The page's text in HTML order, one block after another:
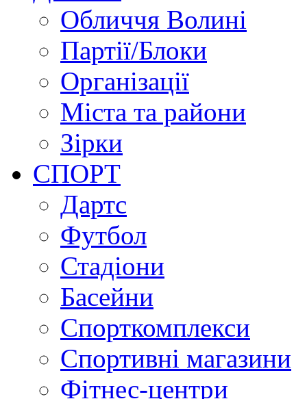
Обличчя Волині
Партії/Блоки
Організації
Міста та райони
Зірки
СПОРТ
Дартс
Футбол
Стадіони
Басейни
Спорткомплекси
Спортивні магазини
Фітнес-центри